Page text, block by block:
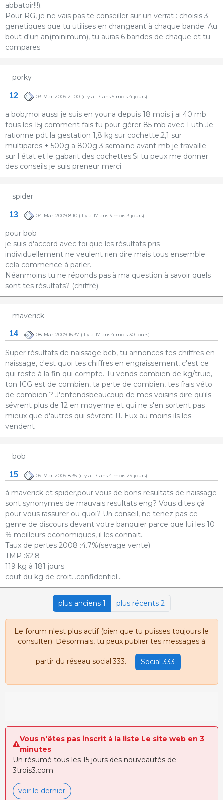
abbatoir!!!).
Pour RG, je ne vais pas te conseiller sur un verrat : choisis 3
genetiques que tu utilises en changeant à chaque bande. Au
bout d'un an(minimum), tu auras 6 bandes de chaque et tu
compares
porky
12 03-Mar-2009 21:00(il y a 17 ans 5 mois 4 jours)
a bob,moi aussi je suis en youna depuis 18 mois j ai 40 mb
tous les 15j comment fais tu pour gérer 85 mb avec 1 uth.Je
rationne pdt la gestation 1,8 kg sur cochette,2,1 sur
multipares + 500g a 800g 3 semaine avant mb je travaille
sur l état et le gabarit des cochettes.Si tu peux me donner
des conseils je suis preneur merci
spider
13 04-Mar-2009 8:10(il y a 17 ans 5 mois 3 jours)
pour bob
je suis d'accord avec toi que les résultats pris
individuellement ne veulent rien dire mais tous ensemble
cela commence à parler.
Néanmoins tu ne réponds pas à ma question à savoir quels
sont tes résultats? (chiffré)
maverick
14 08-Mar-2009 16:37 (il y a 17 ans 4 mois 30 jours)
Super résultats de naissage bob, tu annonces tes chiffres en
naissage, c'est quoi tes chiffres en engraissement, c'est ce
qui reste à la fin qui compte. Tu vends combien de kg/truie,
ton ICG est de combien, ta perte de combien, tes frais véto
de combien ? J'entendsbeaucoup de mes voisins dire qu'ils
sévrent plus de 12 en moyenne et qui ne s'en sortent pas
mieux que d'autres qui sévrent 11. Eux au moins ils les
vendent
bob
15 09-Mar-2009 8:35(il y a 17 ans 4 mois 29 jours)
à maverick et spider,pour vous de bons resultats de naissage
sont synonymes de mauvais resultats eng? Vous dites çà
pour vous rassurer ou quoi? Un conseil, ne tenez pas ce
genre de discours devant votre banquier parce que lui les 10
% meilleurs economiques, il les connait.
Taux de pertes 2008 :4.7%(sevage vente)
TMP :62.8
119 kg à 181 jours
cout du kg de croit...confidentiel...
plus anciens 1 plus récents 2
Le forum n'est plus actif (bien que tu puisses toujours le
consulter). Désormais, tu peux publier tes messages à
partir du réseau social 333. Social 333
Vous n'êtes pas inscrit à la liste Le site web en 3
minutes
Un résumé tous les 15 jours des nouveautés de
3trois3.com
voir le dernier